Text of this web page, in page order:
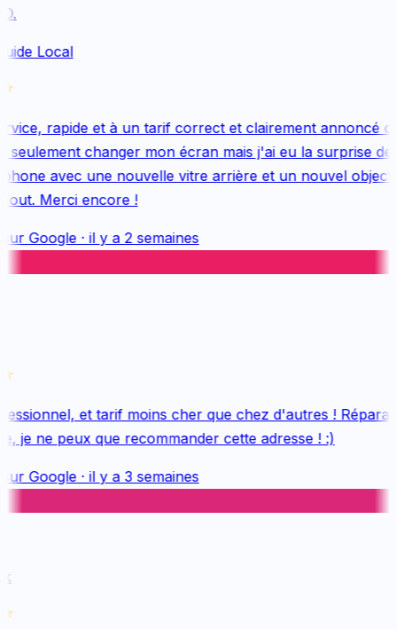
Local
rapide et à un tarif correct et clairement annoncé
changer mon écran mais j'ai eu la surprise de
avec une nouvelle vitre arrière et un nouvel objectif,
Merci encore !
Google· il y a 2 semaines
et tarif moins cher que chez d'autres !
je ne peux que recommander cette adresse ! :)
Google· il y a 3 semaines